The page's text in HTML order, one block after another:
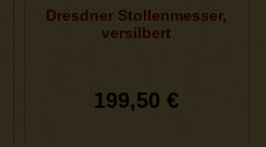
Dresdner Stollenmesser,
versilbert
199,50 €